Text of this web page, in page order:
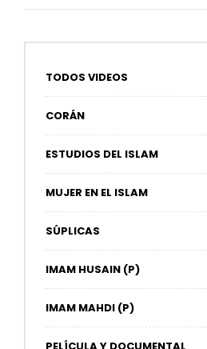
TODOS VIDEOS
CORÁN
ESTUDIOS DEL ISLAM
MUJER EN EL ISLAM
SÚPLICAS
IMAM HUSAIN (P)
IMAM MAHDI (P)